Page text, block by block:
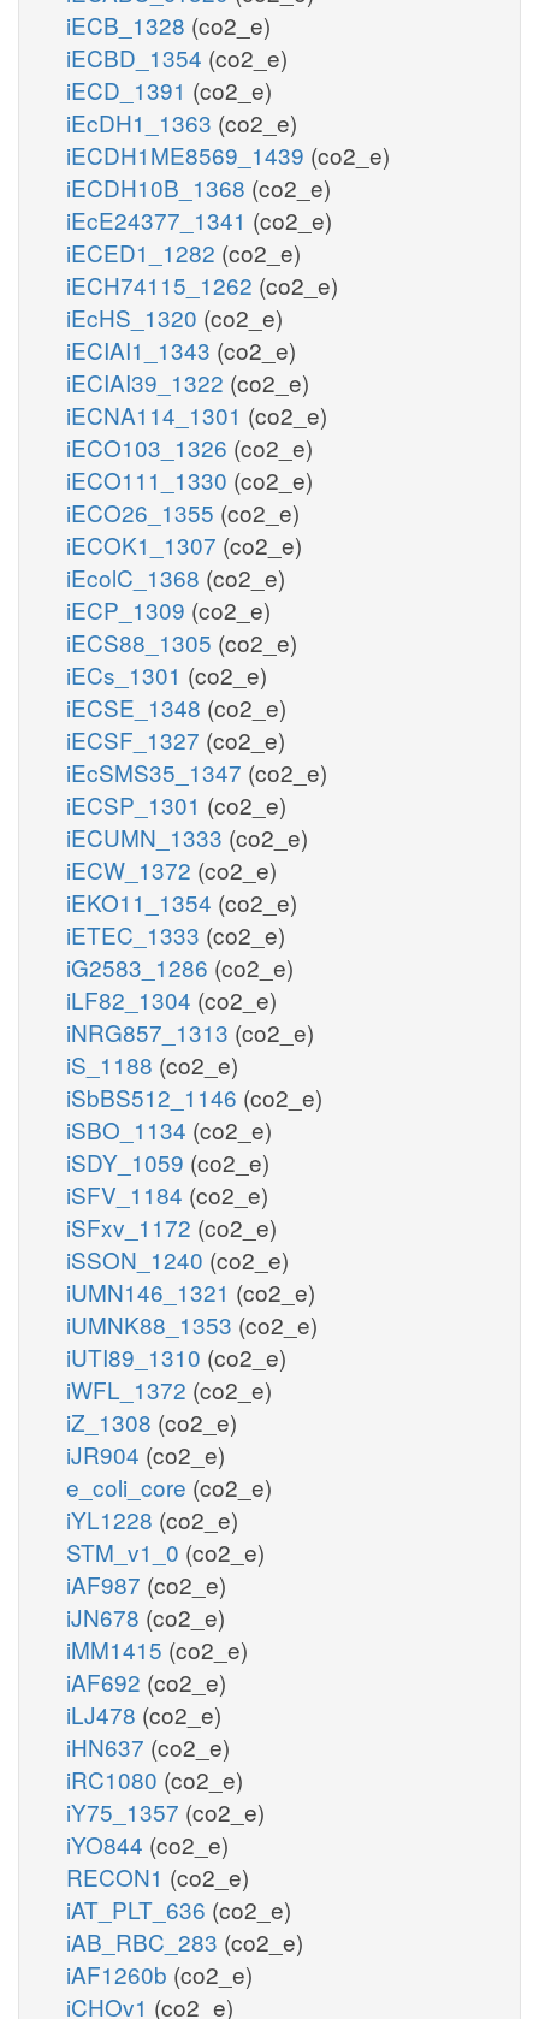
iECB_1328 (co2_e)
iECBD_1354 (co2_e)
iECD_1391 (co2_e)
iEcDH1_1363 (co2_e)
iECDH1ME8569_1439 (co2_e)
iECDH10B_1368 (co2_e)
iEcE24377_1341 (co2_e)
iECED1_1282 (co2_e)
iECH74115_1262 (co2_e)
iEcHS_1320 (co2_e)
iECIAI1_1343 (co2_e)
iECIAI39_1322 (co2_e)
iECNA114_1301 (co2_e)
iECO103_1326 (co2_e)
iECO111_1330 (co2_e)
iECO26_1355 (co2_e)
iECOK1_1307 (co2_e)
iEcolC_1368 (co2_e)
iECP_1309 (co2_e)
iECS88_1305 (co2_e)
iECs_1301 (co2_e)
iECSE_1348 (co2_e)
iECSF_1327 (co2_e)
iEcSMS35_1347 (co2_e)
iECSP_1301 (co2_e)
iECUMN_1333 (co2_e)
iECW_1372 (co2_e)
iEKO11_1354 (co2_e)
iETEC_1333 (co2_e)
iG2583_1286 (co2_e)
iLF82_1304 (co2_e)
iNRG857_1313 (co2_e)
iS_1188 (co2_e)
iSbBS512_1146 (co2_e)
iSBO_1134 (co2_e)
iSDY_1059 (co2_e)
iSFV_1184 (co2_e)
iSFxv_1172 (co2_e)
iSSON_1240 (co2_e)
iUMN146_1321 (co2_e)
iUMNK88_1353 (co2_e)
iUTI89_1310 (co2_e)
iWFL_1372 (co2_e)
iZ_1308 (co2_e)
iJR904 (co2_e)
e_coli_core (co2_e)
iYL1228 (co2_e)
STM_v1_0 (co2_e)
iAF987 (co2_e)
iJN678 (co2_e)
iMM1415 (co2_e)
iAF692 (co2_e)
iLJ478 (co2_e)
iHN637 (co2_e)
iRC1080 (co2_e)
iY75_1357 (co2_e)
iYO844 (co2_e)
RECON1 (co2_e)
iAT_PLT_636 (co2_e)
iAB_RBC_283 (co2_e)
iAF1260b (co2_e)
iCHOv1 (co2_e)